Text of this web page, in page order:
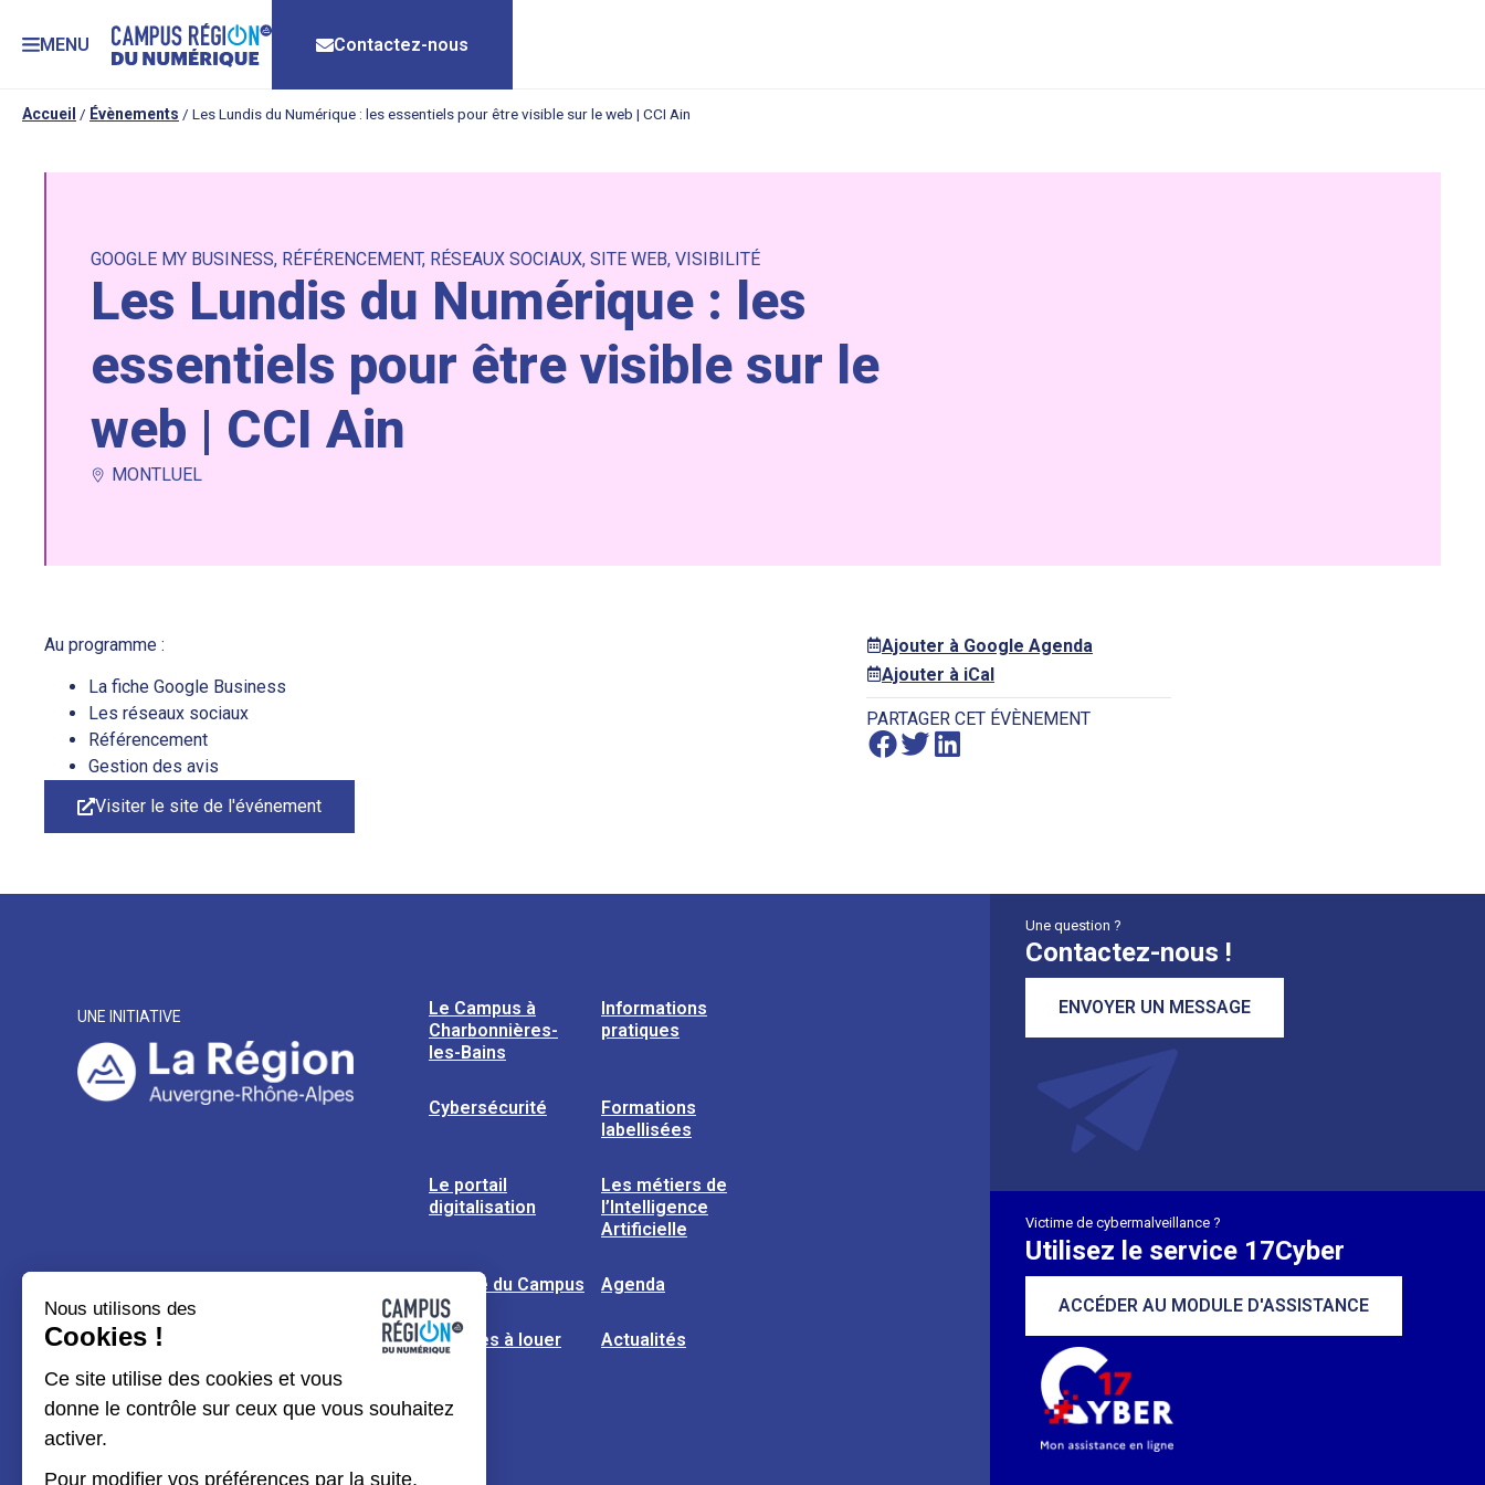
MENU Contactez-nous
Accueil / Évènements / Les Lundis du Numérique : les essentiels pour être visible sur le web | CCI Ain
GOOGLE MY BUSINESS, RÉFÉRENCEMENT, RÉSEAUX SOCIAUX, SITE WEB, VISIBILITÉ
Les Lundis du Numérique : les
essentiels pour être visible sur le
web | CCI Ain
MONTLUEL
Au programme :
La fiche Google Business
Les réseaux sociaux
Référencement
Gestion des avis
Visiter le site de l'événement
Ajouter à Google Agenda
Ajouter à iCal
PARTAGER CET ÉVÈNEMENT
UNE INITIATIVE
Le Campus à
Charbonnières-
les-Bains
Informations
pratiques
Cybersécurité
Formations
labellisées
Le portail
digitalisation
Les métiers de
l’Intelligence
Artificielle
L’usine du Campus Agenda
Espaces à louer Actualités
Une question ?
Contactez-nous !
ENVOYER UN MESSAGE
Victime de cybermalveillance ?
Utilisez le service 17Cyber
ACCÉDER AU MODULE D'ASSISTANCE
Nous utilisons des
Cookies !
Ce site utilise des cookies et vous
donne le contrôle sur ceux que vous souhaitez
activer.
Pour modifier vos préférences par la suite,